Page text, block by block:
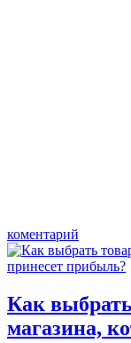
коментарий
Как
магазина,